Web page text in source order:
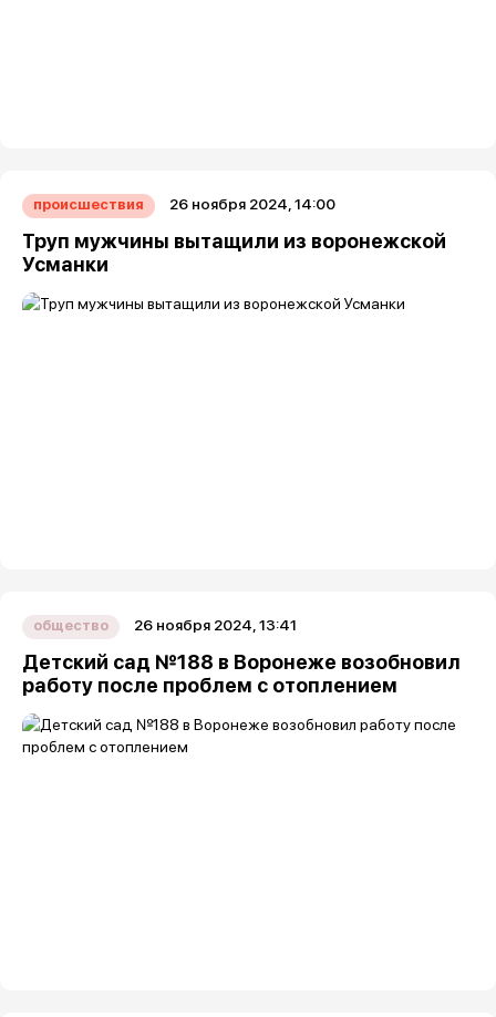
происшествия 26 ноября 2024, 14:00
Труп мужчины вытащили из воронежской
Усманки
общество 26 ноября 2024, 13:41
Детский сад №188 в Воронеже возобновил
работу после проблем с отоплением